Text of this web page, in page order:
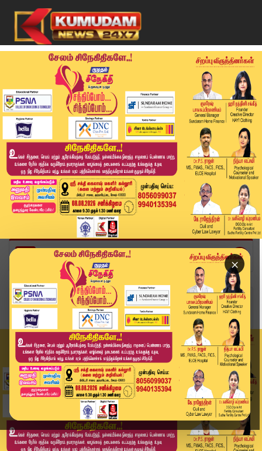
×
Home
வீடியோ ஸ்டோரி
Headlines Now | 8 AM Headlines | 16 DEC 2025 | ...